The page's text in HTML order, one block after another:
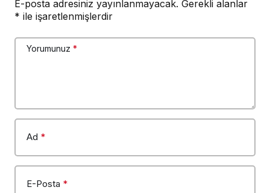
E-posta adresiniz yayınlanmayacak. Gerekli alanlar
* ile işaretlenmişlerdir
Yorumunuz *
Ad *
E-Posta *